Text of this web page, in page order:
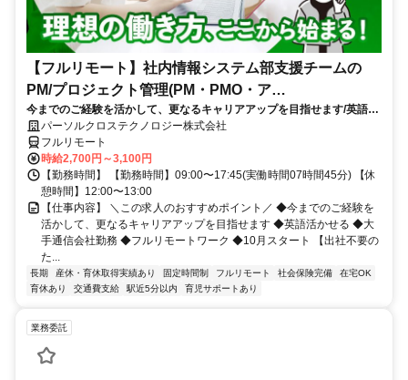
【フルリモート】社内情報システム部支援チームの
PM/プロジェクト管理(PM・PMO・ア
シ)_N260774362
今までのご経験を活かして、更なるキャリアアップを目指せます/英語活
かせる/大手通信会社勤務/フルリモートワーク/10月スタート
パーソルクロステクノロジー株式会社
フルリモート
時給2,700円～3,100円
【勤務時間】 【勤務時間】09:00〜17:45(実働時間07時間45分) 【休
憩時間】12:00〜13:00
【仕事内容】 ＼この求人のおすすめポイント／ ◆今までのご経験を
活かして、更なるキャリアアップを目指せます ◆英語活かせる ◆大
手通信会社勤務 ◆フルリモートワーク ◆10月スタート 【出社不要の
た...
長期 産休・育休取得実績あり 固定時間制 フルリモート 社会保険完備
在宅OK
育休あり
交通費支給 駅近5分以内 育児サポートあり
業務委託